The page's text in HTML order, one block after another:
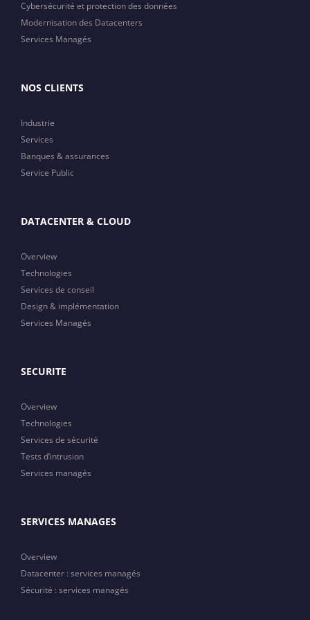
Cybersécurité et protection des données
Modernisation des Datacenters
Services Managés
NOS CLIENTS
Industrie
Services
Banques & assurances
Service Public
DATACENTER & CLOUD
Overview
Technologies
Services de conseil
Design & implémentation
Services Managés
SECURITE
Overview
Technologies
Services de sécurité
Tests d’intrusion
Services managés
SERVICES MANAGES
Overview
Datacenter : services managés
Sécurité : services managés